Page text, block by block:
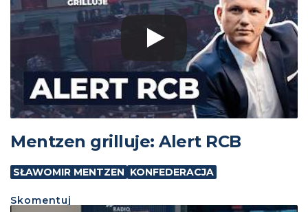
Mentzen grilluje: Alert RCB
SŁAWOMIR MENTZEN KONFEDERACJA
Skomentuj